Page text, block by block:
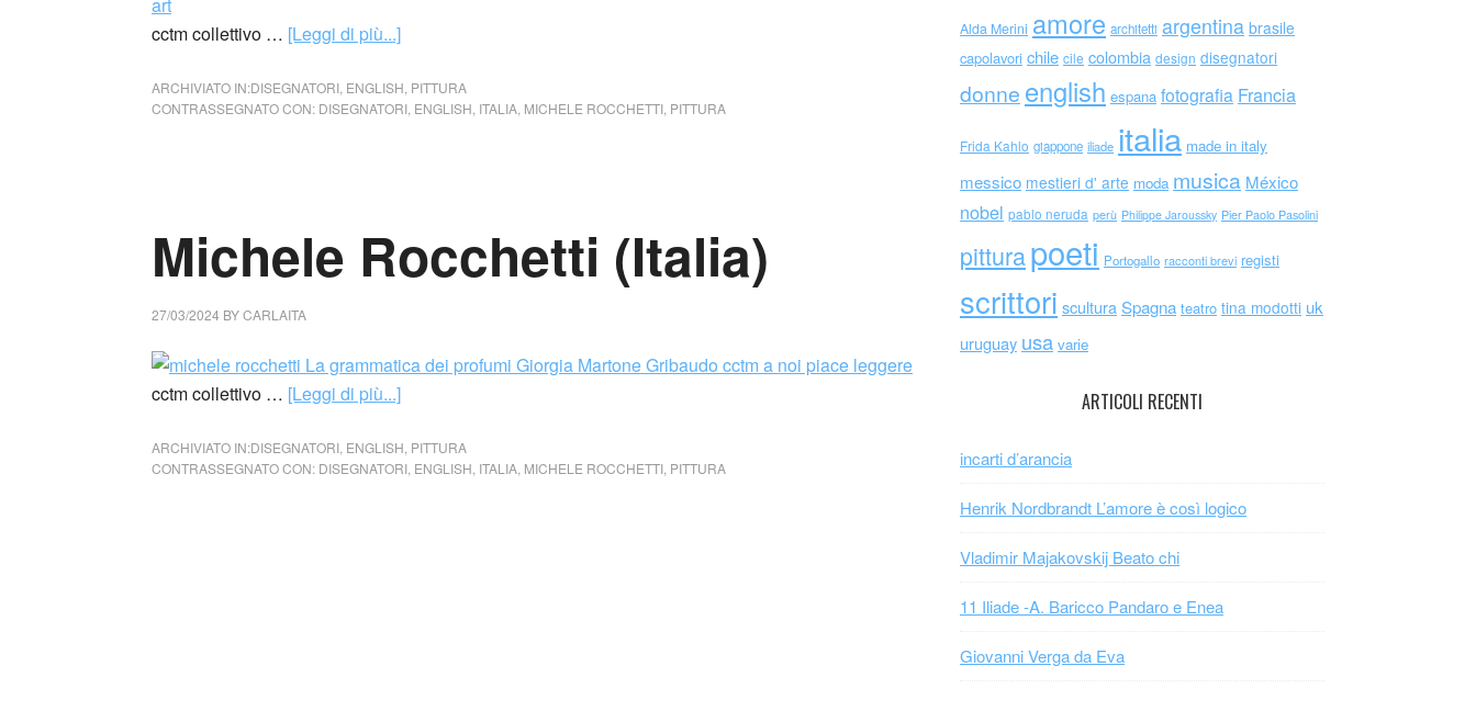
cctm collettivo … [Leggi di più...]
ARCHIVIATO IN:DISEGNATORI ENGLISH PITTURA
CONTRASSEGNATO CON: DISEGNATORI ENGLISH ITALIA MICHELE ROCCHETTI PITTURA
Michele Rocchetti (Italia)
27/03/2024 BYCARLAITA
cctm collettivo … [Leggi di più...]
ARCHIVIATO IN:DISEGNATORI ENGLISH PITTURA
CONTRASSEGNATO CON: DISEGNATORI ENGLISH ITALIA MICHELE ROCCHETTI PITTURA
Alda Merini amore architetti argentina brasile
capolavori chile cile colombia design disegnatori
donne english espana fotografia Francia
Frida Kahlo giappone iliade italia made in italy
messico mestieri d' arte moda musica México
nobel pablo neruda perù Philippe Jaroussky Pier Paolo Pasolini
pitturapoeti Portogallo racconti brevi registi
scrittori scultura Spagna teatro tina modotti uk
uruguay usa varie
ARTICOLI RECENTI
incarti d’arancia
Henrik Nordbrandt L’amore è così logico
Vladimir Majakovskij Beato chi
11 Iliade -A. Baricco Pandaro e Enea
Giovanni Verga da Eva